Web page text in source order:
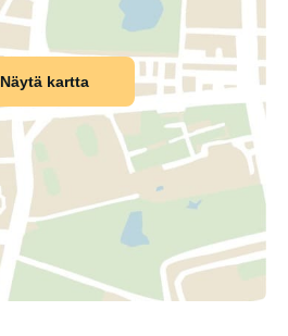
Näytä kartta